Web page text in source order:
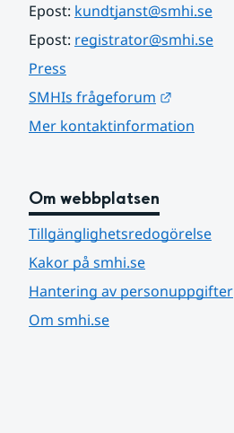
Epost: kundtjanst@smhi.se
Epost: registrator@smhi.se
Press
SMHIs frågeforum
Mer kontaktinformation
Om webbplatsen
Tillgänglighetsredogörelse
Kakor på smhi.se
Hantering av personuppgifter
Om smhi.se